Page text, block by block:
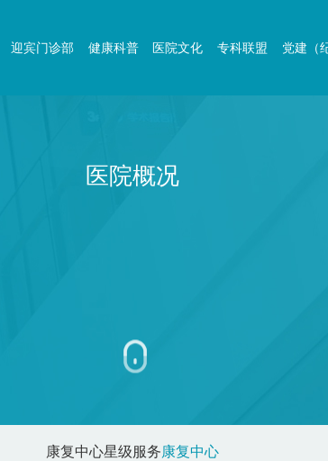
迎宾门诊部 健康科普 医院文化 专科联盟 党建（
医院概况
康复中心星级服务康复中心